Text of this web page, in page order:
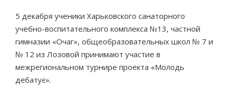
5 декабря ученики Харьковского санаторного
учебно-воспитательного комплекса №13, частной
гимназии «Очаг», общеобразовательных школ № 7 и
№ 12 из Лозовой принимают участие в
межрегиональном турнире проекта «Молодь
дебатує».